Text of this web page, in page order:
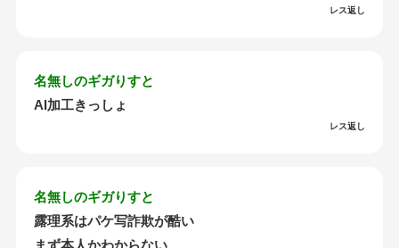
レス返し
名無しのギガりすと
AI加工きっしょ
レス返し
名無しのギガりすと
露理系はパケ写詐欺が酷い
まず本人かわからない